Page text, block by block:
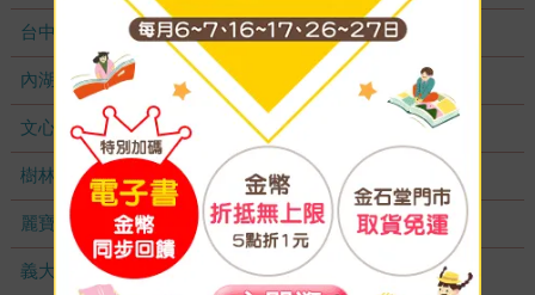
台中秀泰店 無庫存
內湖大潤發 無庫存
文心店 無庫存
樹林店 無庫存
麗寶店 無庫存
義大店 無庫存